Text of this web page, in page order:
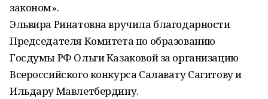
законом».
Эльвира Ринатовна вручила благодарности
Председателя Комитета по образованию
Госдумы РФ Ольги Казаковой за организацию
Всероссийского конкурса Салавату Сагитову и
Ильдару Мавлетбердину.